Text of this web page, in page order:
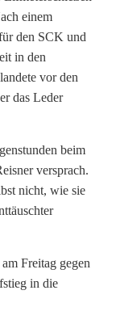
einem
den SCK und
in den
vor den
das Leder
beim
versprach.
nicht, wie sie
Freitag gegen
in die